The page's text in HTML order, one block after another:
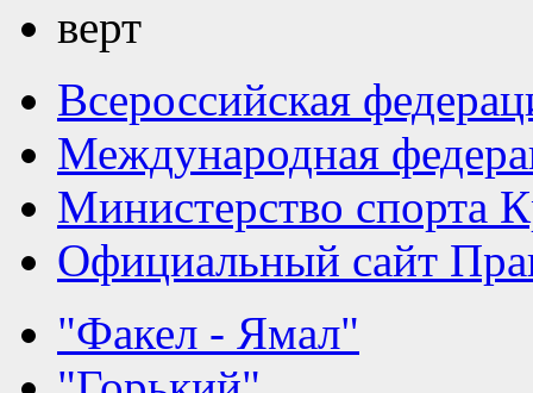
Всероссийская
Международная
Министерство спорта
Официальный сайт
"Факел - Ямал"